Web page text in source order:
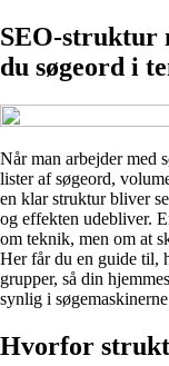
SEO-struktur
du søgeord i
Når man arbejder med
lister af søgeord,
en klar struktur bliver
og effekten udebliver.
om teknik, men om at
Her får du en guide til,
grupper, så din
synlig i
Hvorfor